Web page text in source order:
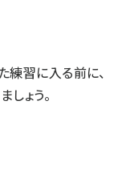
練習に入る前に、
ょう。